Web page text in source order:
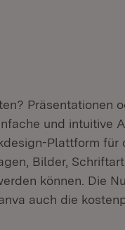
Präsentationen
und intuitive
Plattform für
Bilder,
können. Die
auch die